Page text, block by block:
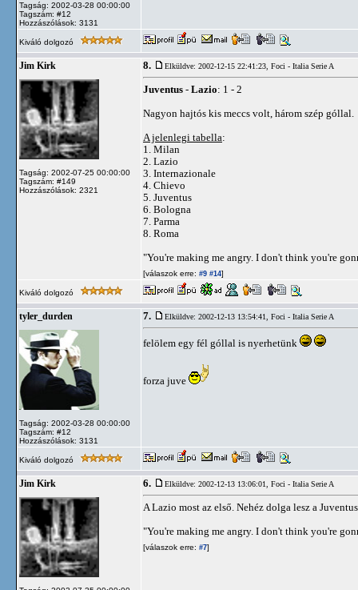
Tagság: 2002-03-28 00:00:00
Tagszám: #12
Hozzászólások: 3131
Kiváló dolgozó
Jim Kirk
Tagság: 2002-07-25 00:00:00
Tagszám: #149
Hozzászólások: 2321
8. Elküldve: 2002-12-15 22:41:23, Foci - Italia Serie A
Juventus - Lazio: 1 - 2
Nagyon hajtós kis meccs volt, három szép góllal.
A jelenlegi tabella:
1. Milan
2. Lazio
3. Internazionale
4. Chievo
5. Juventus
6. Bologna
7. Parma
8. Roma
"You're making me angry. I don't think you're
[válaszok erre: #9 #14]
Kiváló dolgozó
tyler_durden
Tagság: 2002-03-28 00:00:00
Tagszám: #12
Hozzászólások: 3131
7. Elküldve: 2002-12-13 13:54:41, Foci - Italia Serie A
felölem egy fél góllal is nyerhetünk
forza juve
Kiváló dolgozó
Jim Kirk 6. Elküldve: 2002-12-13 13:06:01, Foci - Italia Serie A
A Lazio most az első. Nehéz dolga lesz a
"You're making me angry. I don't think you're
[válaszok erre: #7]